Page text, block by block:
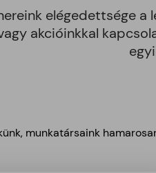
elégedettsége
akcióinkkal
munkatársaink